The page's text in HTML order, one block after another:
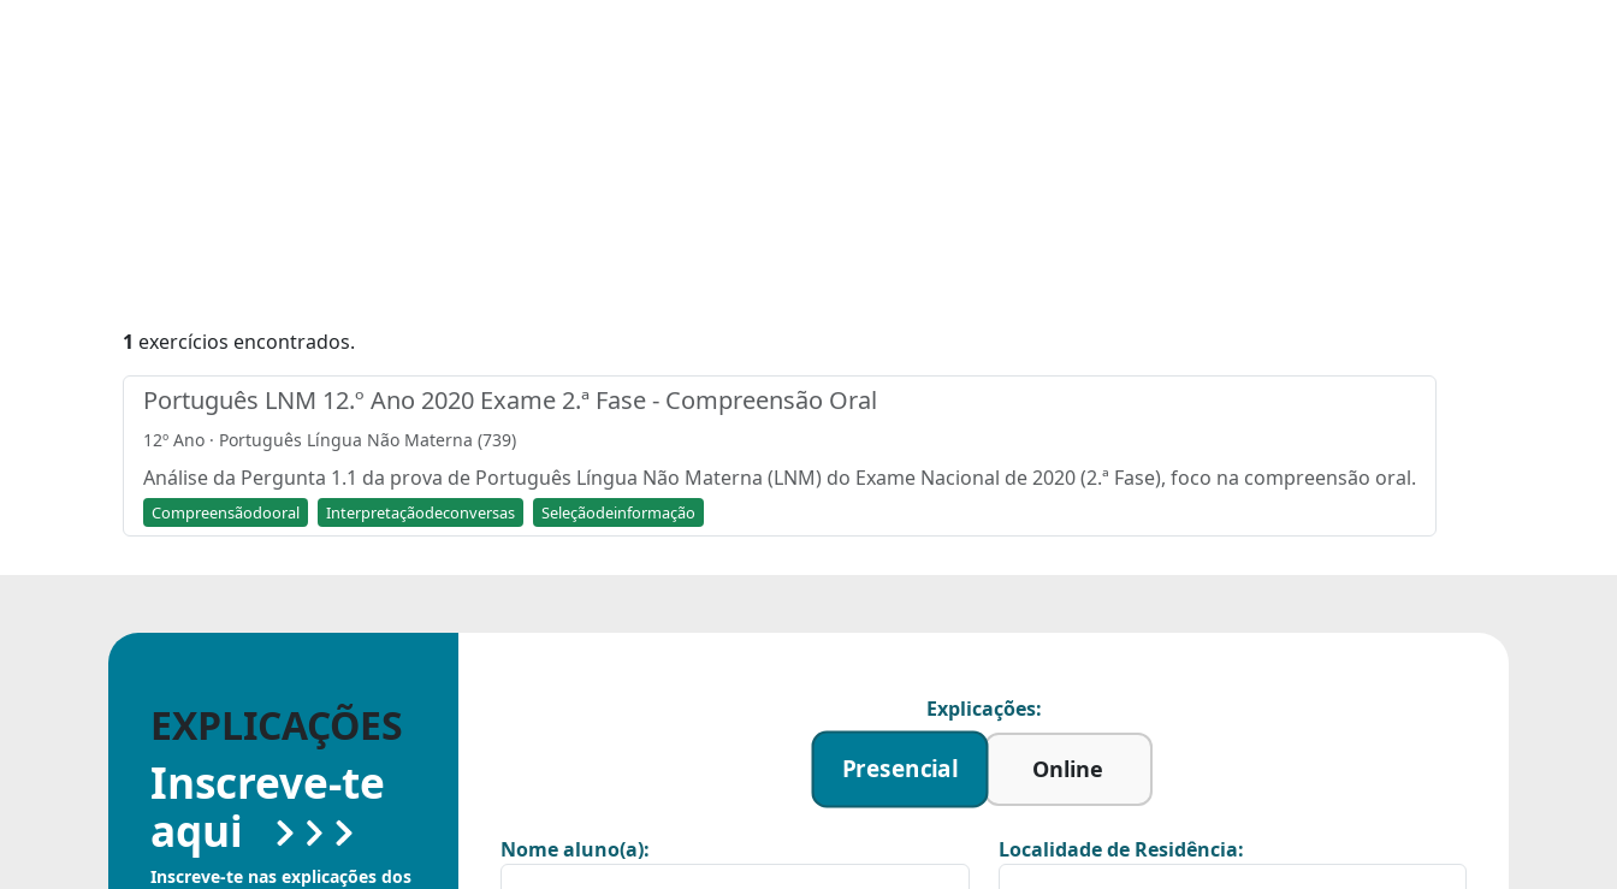
1 exercícios encontrados.
Português LNM 12.º Ano 2020 Exame 2.ª Fase - Compreensão Oral
12º Ano · Português Língua Não Materna (739)
Análise da Pergunta 1.1 da prova de Português Língua Não Materna (LNM) do Exame Nacional de 2020 (2.ª Fase), foco na compreensão oral.
Compreensãodooral Interpretaçãodeconversas Seleçãodeinformação
EXPLICAÇÕES
Inscreve-te
aqui
Inscreve-te nas explicações dos
Explicações:
Presencial Online
Nome aluno(a): Localidade de Residência: